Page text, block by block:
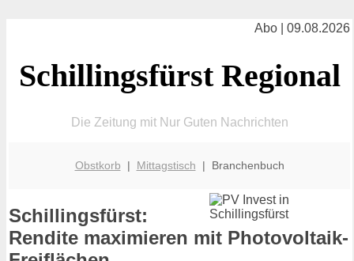
Abo | 09.08.2026
Schillingsfürst Regional
Die Zeitung mit Nur Guten Nachrichten
Obstkorb | Mittagstisch | Branchenbuch
Schillingsfürst:
Rendite maximieren mit Photovoltaik-